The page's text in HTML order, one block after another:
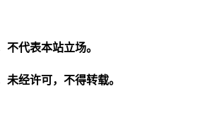
代表本站立场。
经许可，不得转载。